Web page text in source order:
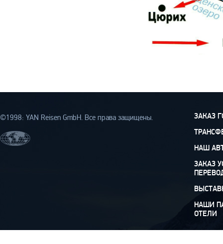
©1998: YAN Rеisen GmbH. Все права защищены.
ЗАКАЗ
НАШ
ЗАКАЗ
НАШИ
ОТЕЛИ